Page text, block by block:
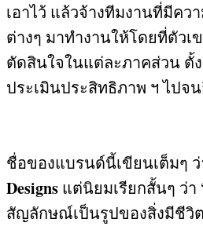
เอาไว้ แล้วจ้างทีมงานที่มีค
ต่างๆ มาทำงานให้โดยที่ตัวเ
ตัดสินใจในแต่ละภาคส่วน ตั้
ประเมินประสิทธิภาพ ฯ ไป
ชื่อของแบรนด์นี้เขียนเต็มๆ ว่
Designs แต่นิยมเรียกสั้นๆ ว่า
สัญลักษณ์เป็นรูปของสิ่งมีชีวิ